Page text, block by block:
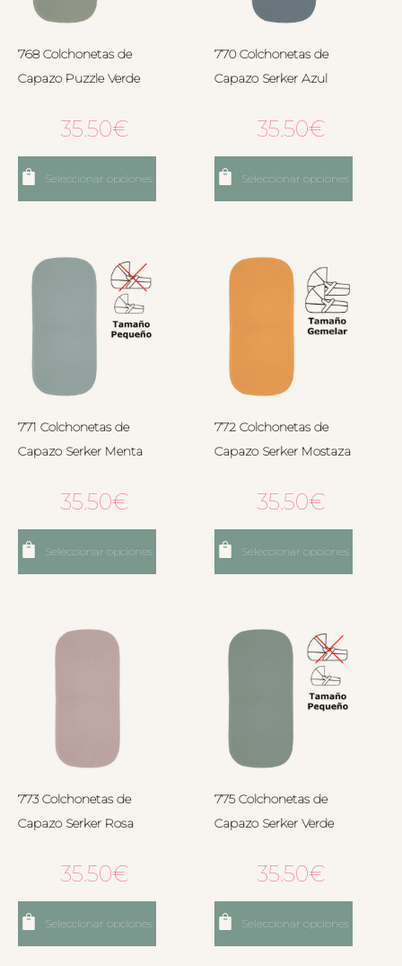
768 Colchonetas de
Capazo Puzzle Verde
35.50€
Seleccionar opciones
770 Colchonetas de
Capazo Serker Azul
35.50€
Seleccionar opciones
771 Colchonetas de
Capazo Serker Menta
35.50€
Seleccionar opciones
772 Colchonetas de
Capazo Serker Mostaza
35.50€
Seleccionar opciones
773 Colchonetas de
Capazo Serker Rosa
35.50€
Seleccionar opciones
775 Colchonetas de
Capazo Serker Verde
35.50€
Seleccionar opciones